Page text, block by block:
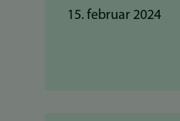
15. februar 2024